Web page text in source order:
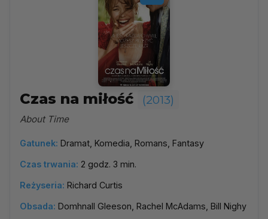
Czas na miłość (2013)
About Time
Gatunek: Dramat, Komedia, Romans, Fantasy
Czas trwania: 2 godz. 3 min.
Reżyseria: Richard Curtis
Obsada: Domhnall Gleeson, Rachel McAdams, Bill Nighy